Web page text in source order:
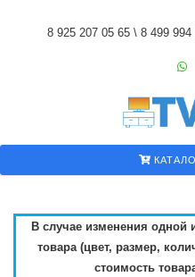
8 925 207 05 65 \ 8 499 994
В случае изменения одной
товара (цвет, размер,
стоимость